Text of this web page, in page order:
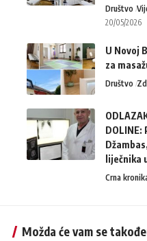
Društvo
20/05/2026
U Novoj
za
Društvo
liječnika
Crna
Možda će vam se